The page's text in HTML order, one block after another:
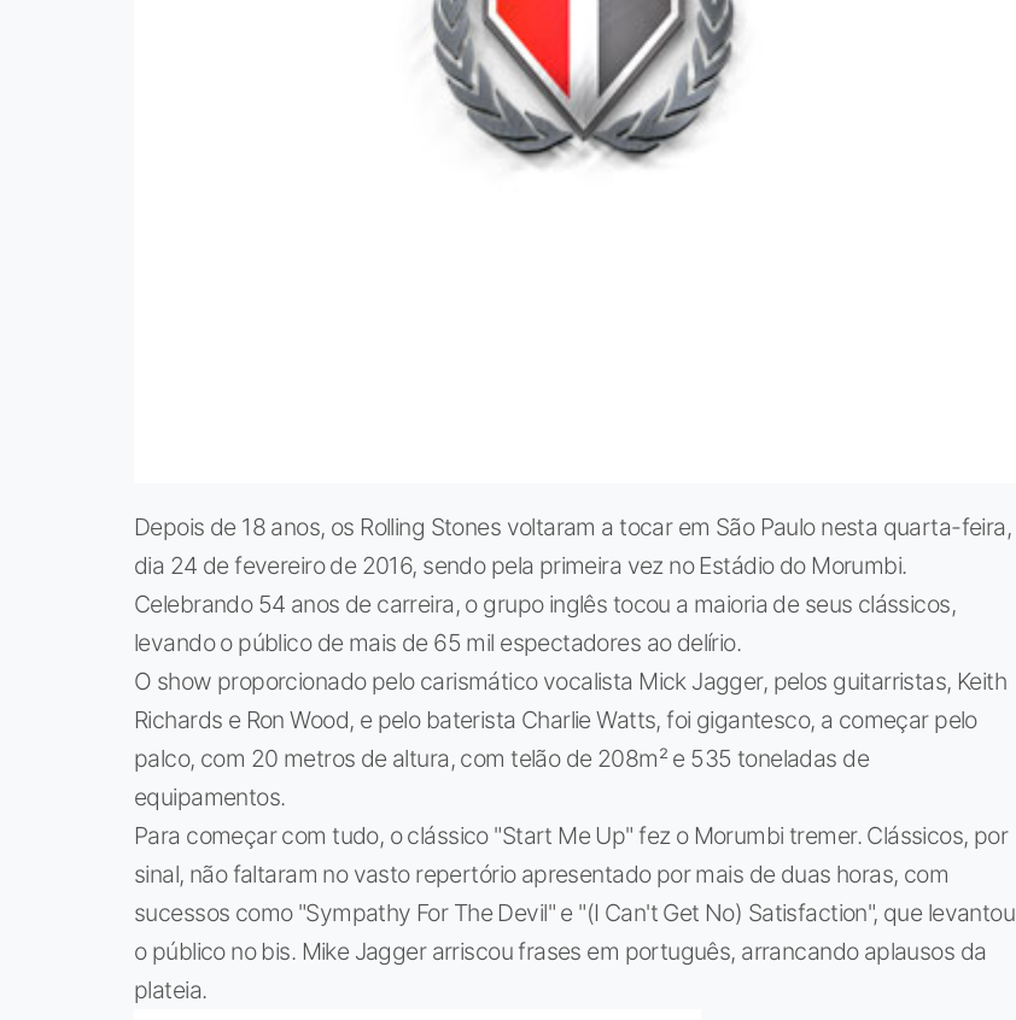
Depois de 18 anos, os Rolling Stones voltaram a tocar em São Paulo nesta quarta-feira,
dia 24 de fevereiro de 2016, sendo pela primeira vez no Estádio do Morumbi.
Celebrando 54 anos de carreira, o grupo inglês tocou a maioria de seus clássicos,
levando o público de mais de 65 mil espectadores ao delírio.
O show proporcionado pelo carismático vocalista Mick Jagger, pelos guitarristas, Keith
Richards e Ron Wood, e pelo baterista Charlie Watts, foi gigantesco, a começar pelo
palco, com 20 metros de altura, com telão de 208m² e 535 toneladas de
equipamentos.
Para começar com tudo, o clássico "Start Me Up" fez o Morumbi tremer. Clássicos, por
sinal, não faltaram no vasto repertório apresentado por mais de duas horas, com
sucessos como "Sympathy For The Devil" e "(I Can't Get No) Satisfaction", que levantou
o público no bis. Mike Jagger arriscou frases em português, arrancando aplausos da
plateia.